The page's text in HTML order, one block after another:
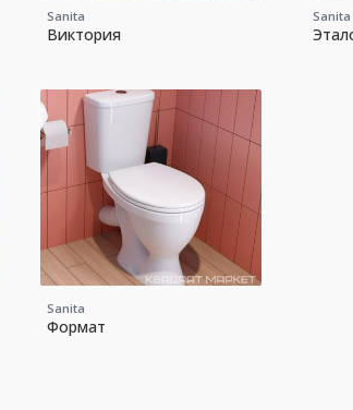
Sanita
Виктория
Sanita
Sanita
Формат